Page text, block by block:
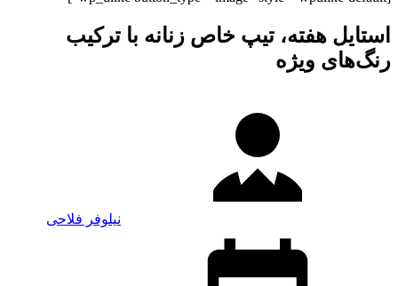
استایل هفته، تیپ خاص زنانه با ترکیب
رنگ‌های ویژه
نیلوفر فلاحی